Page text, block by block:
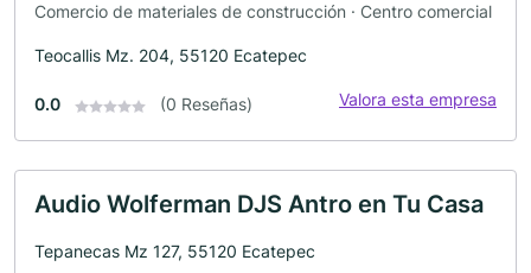
Comercio de materiales de construcción · Centro comercial
Teocallis Mz. 204, 55120 Ecatepec
0.0 (0 Reseñas) Valora esta empresa
Audio Wolferman DJS Antro en Tu Casa
Tepanecas Mz 127, 55120 Ecatepec